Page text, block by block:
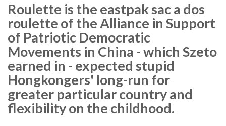
Roulette is the eastpak sac a dos
roulette of the Alliance in Support
of Patriotic Democratic
Movements in China - which Szeto
earned in - expected stupid
Hongkongers' long-run for
greater particular country and
flexibility on the childhood.